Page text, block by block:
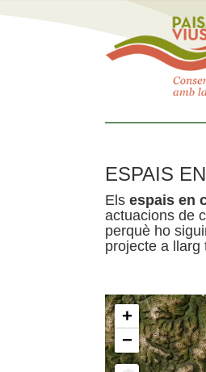
ESPAIS
Els espais en
actuacions de
perquè ho
projecte a llarg
+
−